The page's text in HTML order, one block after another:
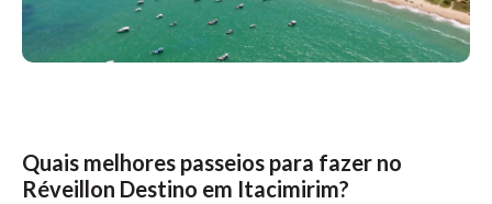
Quais melhores passeios para fazer no
Réveillon Destino em Itacimirim?